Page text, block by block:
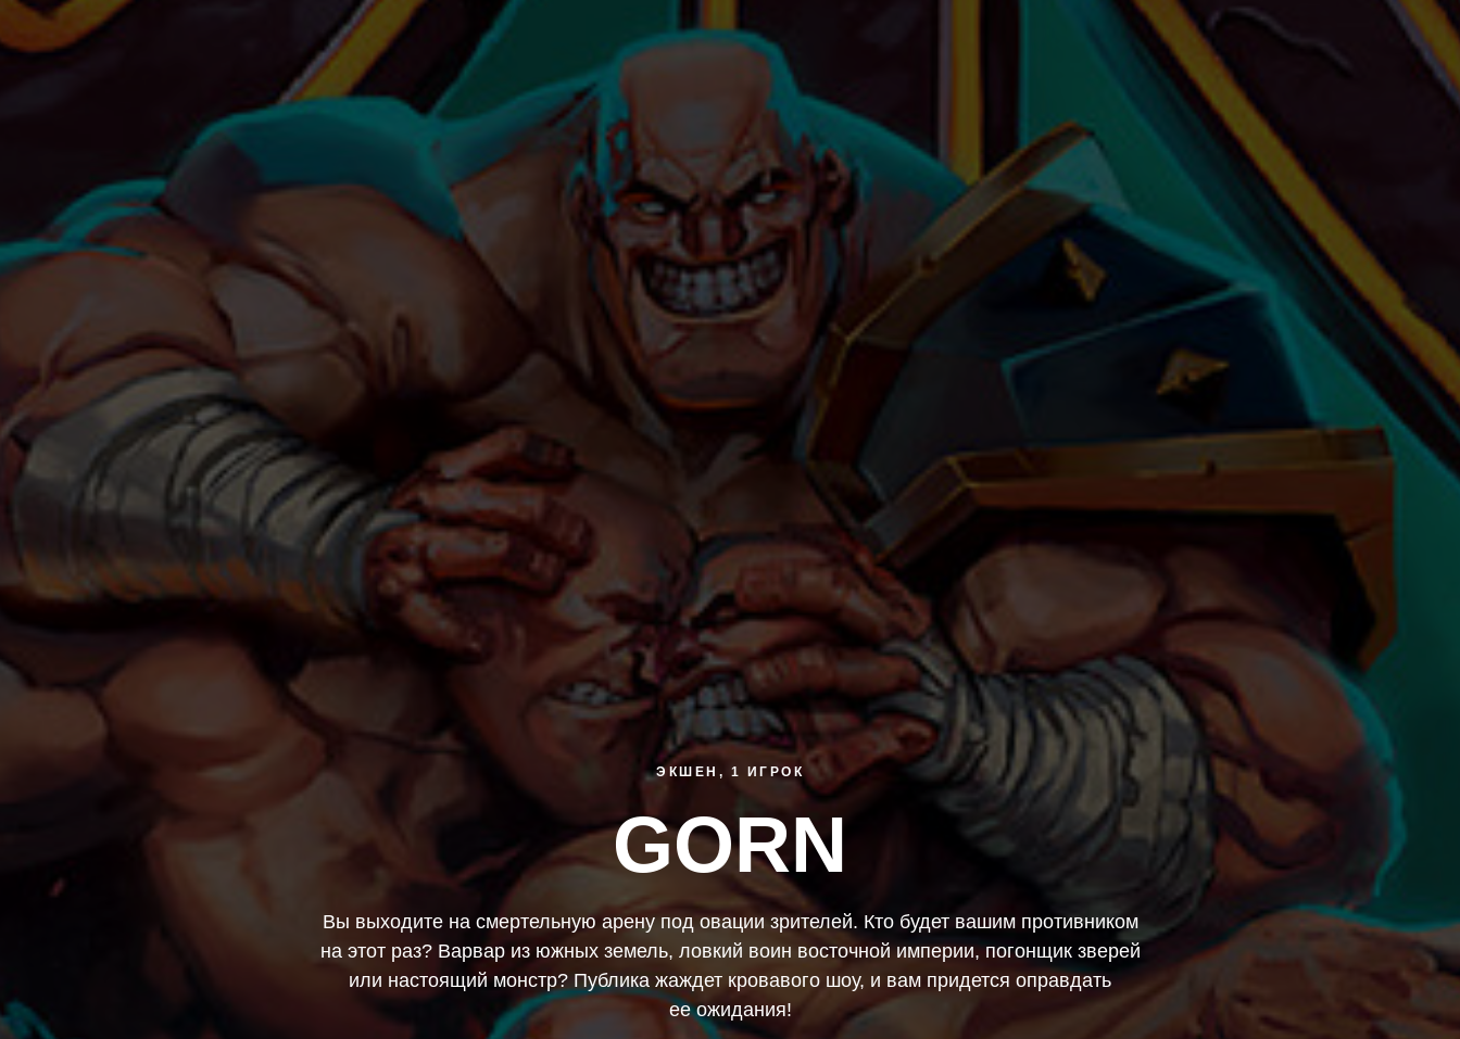
ЭКШЕН, 1 ИГРОК
GORN
Вы выходите на смертельную арену под овации зрителей. Кто будет вашим противником
на этот раз? Варвар из южных земель, ловкий воин восточной империи, погонщик зверей
или настоящий монстр? Публика жаждет кровавого шоу, и вам придется оправдать
ее ожидания!